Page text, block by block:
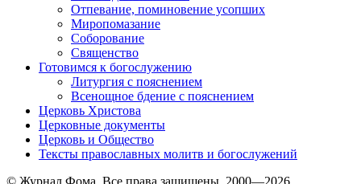
Отпевание, поминовение усопших
Миропомазание
Соборование
Священство
Готовимся к богослужению
Литургия с пояснением
Всенощное бдение с пояснением
Церковь Христова
Церковные документы
Церковь и Общество
Тексты православных молитв и богослужений
© Журнал Фома. Все права защищены, 2000—2026